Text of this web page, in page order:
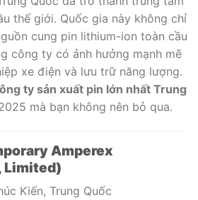
thế giới. Quốc gia này không chỉ
cung pin lithium-ion toàn cầu
công ty có ảnh hưởng mạnh mẽ
xe điện và lưu trữ năng lượng.
ty sản xuất pin lớn nhất Trung
mà bạn không nên bỏ qua.
Amperex
Limited)
Kiến, Trung Quốc